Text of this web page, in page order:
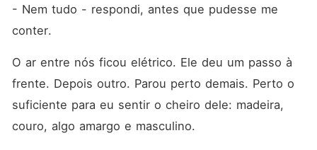
- Nem tudo - respondi, antes que pudesse me
conter.
O ar entre nós ficou elétrico. Ele deu um passo à
frente. Depois outro. Parou perto demais. Perto o
suficiente para eu sentir o cheiro dele: madeira,
couro, algo amargo e masculino.